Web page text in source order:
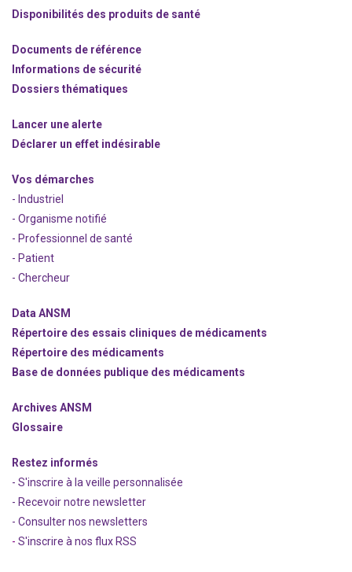
Disponibilités des produits de santé
Documents de référence
Informations de sécurité
Dossiers thématiques
Lancer une alerte
Déclarer un effet indésirable
Vos démarches
- Industriel
- Organisme notifié
- Professionnel de santé
- Patient
- Chercheur
Data ANSM
Répertoire des essais cliniques de médicaments
Répertoire des médicaments
Base de données publique des médicaments
Archives ANSM
Glossaire
Restez informés
- S'inscrire à la veille personnalisée
- Recevoir notre newsletter
- Consulter nos newsletters
- S'inscrire à nos flux RSS